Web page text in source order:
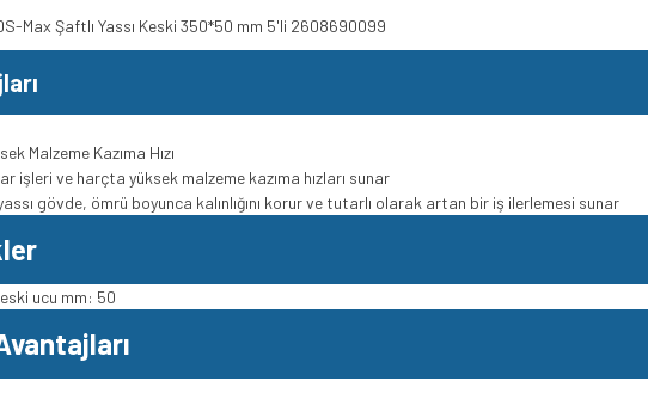
Max Şaftlı Yassı Keski 350*50 mm 5'li 2608690099
Malzeme Kazıma Hızı
işleri ve harçta yüksek malzeme kazıma hızları sunar
gövde, ömrü boyunca kalınlığını korur ve tutarlı olarak artan bir iş ilerlemesi sunar
ucu mm: 50